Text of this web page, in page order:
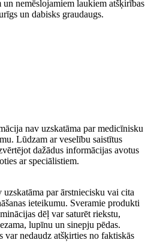
nemēslojamiem laukiem atšķirības
un dabisks graudaugs.
nav uzskatāma par medicīnisku
Lūdzam ar veselību saistītus
dažādus informācijas avotus
ar speciālistiem.
par ārstniecisku vai cita
ieteikumu. Sveramie produkti
dēļ var saturēt riekstu,
lupīnu un sinepju pēdas.
var nedaudz atšķirties no faktiskās